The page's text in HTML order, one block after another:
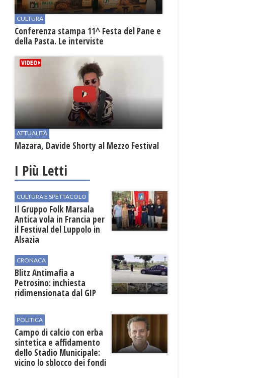
CULTURA
Conferenza stampa 11^ Festa del Pane e
della Pasta. Le interviste
ATTUALITÀ
Mazara, Davide Shorty al Mezzo Festival
I Più Letti
CULTURA E SPETTACOLO
Il Gruppo Folk Marsala
Antica vola in Francia per
il Festival del Luppolo in
Alsazia
CRONACA
Blitz Antimafia a
Petrosino: inchiesta
ridimensionata dal GIP
POLITICA
Campo di calcio con erba
sintetica e affidamento
dello Stadio Municipale:
vicino lo sblocco dei fondi